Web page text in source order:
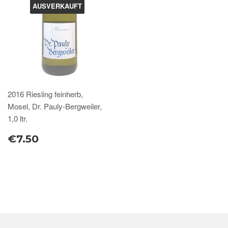
AUSVERKAUFT
2016 Riesling feinherb,
Mosel, Dr. Pauly-Bergweiler,
1,0 ltr.
€7.50